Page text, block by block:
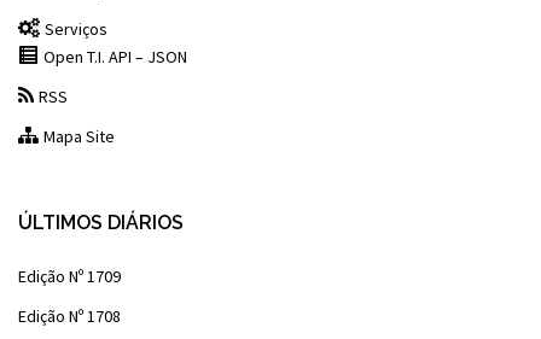
Serviços
Open T.I. API – JSON
RSS
Mapa Site
ÚLTIMOS DIÁRIOS
Edição Nº 1709
Edição Nº 1708